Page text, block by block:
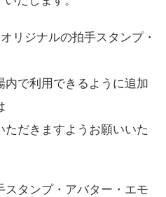
リジナルの拍手スタンプ・
で利用できるように追加
ただきますようお願いいた
タンプ・アバター・エモ